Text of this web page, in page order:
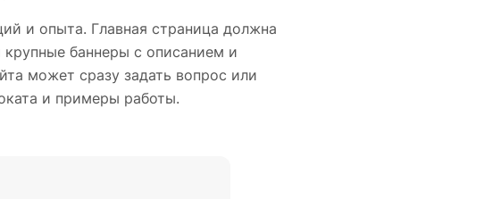
и опыта. Главная страница должна
баннеры с описанием и
может сразу задать вопрос или
и примеры работы.